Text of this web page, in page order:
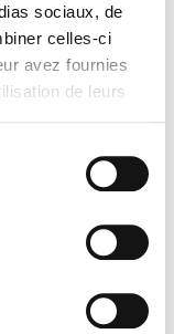
sociaux, de
celles-ci
avez fournies
de leurs
très tôt en tant que
de maquillage
en emportant avec
les backstages